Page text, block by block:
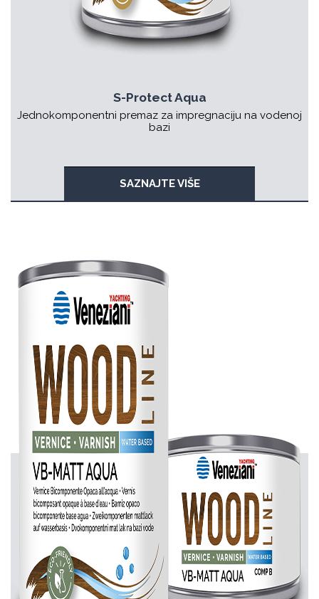
S-Protect Aqua
Jednokomponentni premaz za impregnaciju na vodenoj
bazi
SAZNAJTE VIŠE